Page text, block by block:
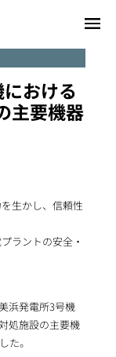
おける
主要機器
生かし、信頼性
ラントの安全・
浜発電所3号機
処施設の主要機
た。